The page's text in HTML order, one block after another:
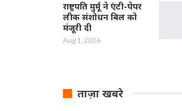
राष्ट्रपति मुर्मू ने एंटी-पेपर
लीक संशोधन बिल को
मंजूरी दी
Aug 1, 2026
ताज़ा खबरे